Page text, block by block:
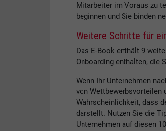
Mitarbeiter im Voraus zu
beginnen und Sie binden
Weitere Schritte für
Das E-Book enthält 9
Onboarding enthalten, die
Wenn Ihr Unternehmen
von Wettbewerbsvorteilen
Wahrscheinlichkeit, dass
darstellt. Nutzen Sie die
Unternehmen auf diesen